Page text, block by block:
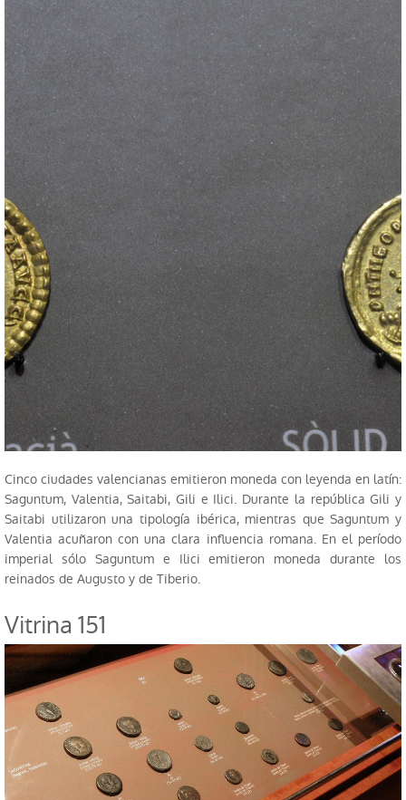
Exposiciones
Actividades
Colección
Catálogo
Salas del Museo
Prehistoria
Cultura ibérica
Mundo romano y visigodos
Historia del dinero
Educación
Perfiles de público
Investigación
Publicaciones
Serie Trabajos Varios
Revista APL
Labor del SIP
Catálogos
Otras publicaciones
Educación
Cinco ciudades valencianas emitieron moneda con leyenda en latín:
Saguntum, Valentia, Saitabi, Gili e Ilici. Durante la república Gili y
Saitabi utilizaron una tipología ibérica, mientras que Saguntum y
Valentia acuñaron con una clara influencia romana. En el período
imperial sólo Saguntum e Ilici emitieron moneda durante los
reinados de Augusto y de Tiberio.
Vitrina 151